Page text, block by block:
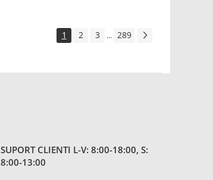
1 2 3 ... 289
SUPORT CLIENTI L-V: 8:00-18:00, S:
8:00-13:00